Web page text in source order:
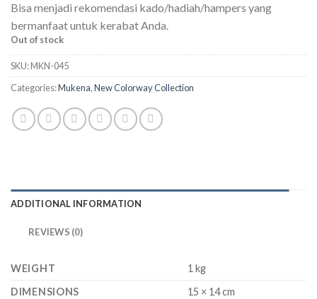
Bisa menjadi rekomendasi kado/hadiah/hampers yang
bermanfaat untuk kerabat Anda.
Out of stock
SKU:MKN-045
Categories:Mukena,New Colorway Collection
ADDITIONAL INFORMATION
REVIEWS (0)
WEIGHT
1 kg
DIMENSIONS
15 × 14 cm